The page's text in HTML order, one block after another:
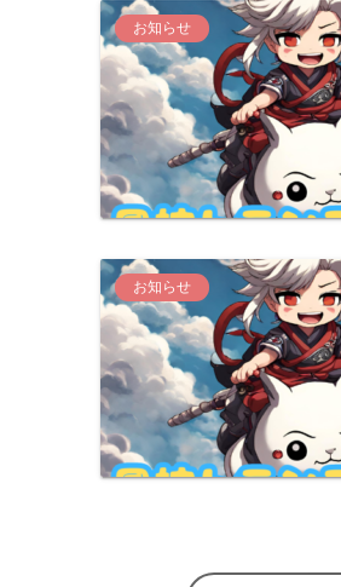
お知らせ
お知らせ